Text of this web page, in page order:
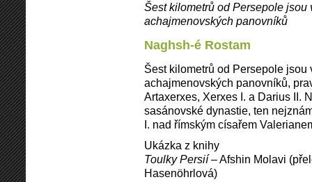
Šest kilometrů od Persepole
achajmenovských panovníků
Naghsh-é Rostam
Šest kilometrů od Persepole
achajmenovských panovníků,
Artaxerxes, Xerxes I. a Darius II.
sasánovské dynastie, ten
I. nad římským císařem
Ukázka z knihy
Toulky Persií– Afshin Molavi
Hasenöhrlová)